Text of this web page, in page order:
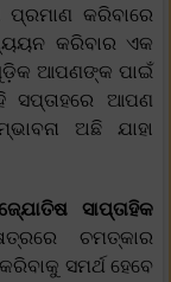
କରିବାରେ
କରିବାର ଏକ
ଆପଣଙ୍କ ପାଇଁ
ସପ୍ତାହରେ ଆପଣ
ଅଛି ଯାହା
ସାପ୍ତାହିକ
ଚମତ୍କାର
ସମର୍ଥ ହେବେ